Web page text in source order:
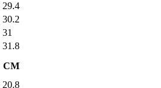
29.4
30.2
31
31.8
CM
20.8